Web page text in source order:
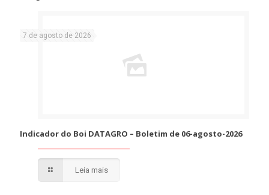
7 de agosto de 2026
Indicador do Boi DATAGRO – Boletim de 06-agosto-2026
Leia mais